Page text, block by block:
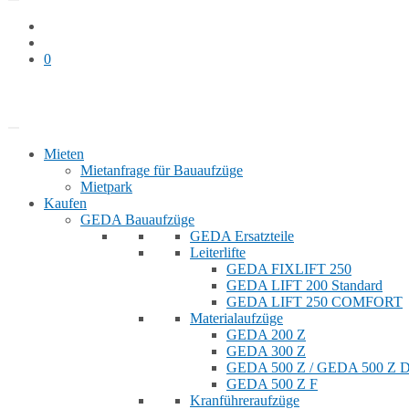
0
Mieten
Mietanfrage für Bauaufzüge
Mietpark
Kaufen
GEDA Bauaufzüge
GEDA Ersatzteile
Leiterlifte
GEDA FIXLIFT 250
GEDA LIFT 200 Standard
GEDA LIFT 250 COMFORT
Materialaufzüge
GEDA 200 Z
GEDA 300 Z
GEDA 500 Z / GEDA 500 Z
GEDA 500 Z F
Kranführeraufzüge